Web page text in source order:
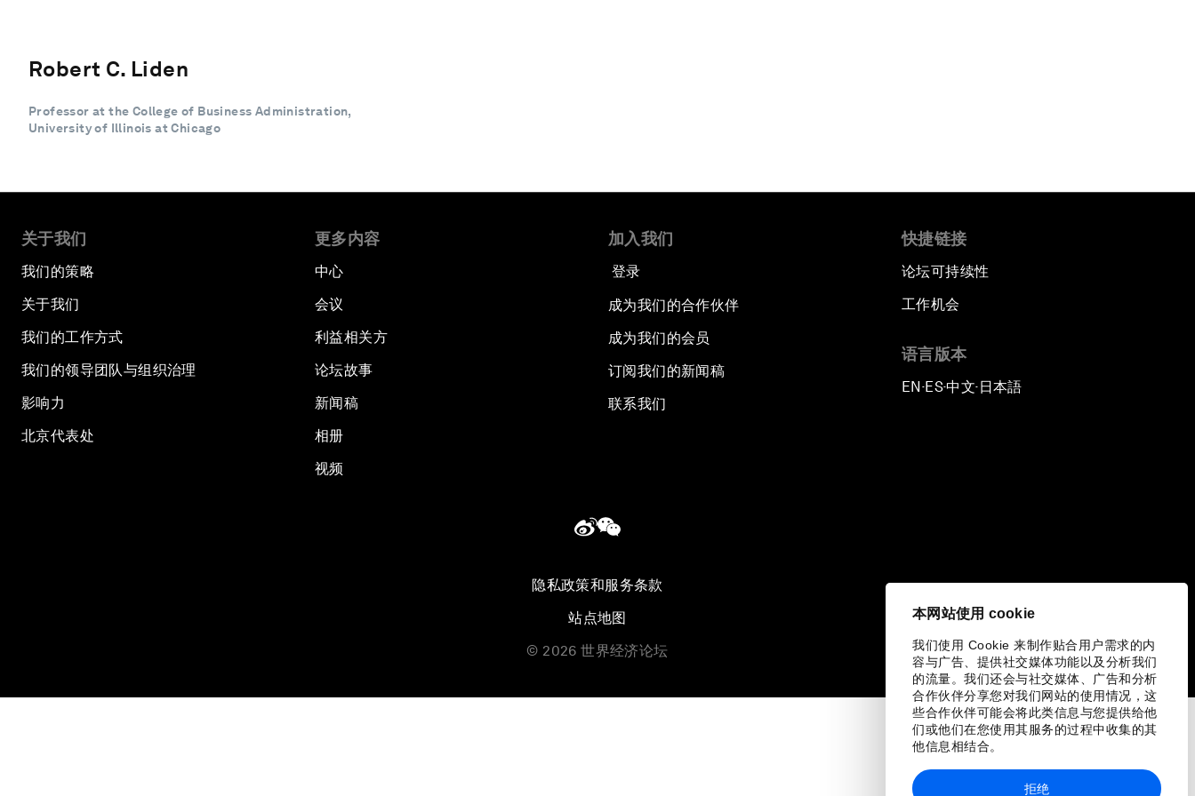
本网站使用 cookie
我们使用 Cookie 来制作贴合用户需求的内
容与广告、提供社交媒体功能以及分析我们
的流量。我们还会与社交媒体、广告和分析
合作伙伴分享您对我们网站的使用情况，这
些合作伙伴可能会将此类信息与您提供给他
们或他们在您使用其服务的过程中收集的其
他信息相结合。
拒绝
Robert C. Liden
Professor at the College of Business Administration,
University of Illinois at Chicago
关于我们
我们的策略
关于我们
我们的工作方式
我们的领导团队与组织治理
影响力
北京代表处
更多内容
中心
会议
利益相关方
论坛故事
新闻稿
相册
视频
加入我们
登录
成为我们的合作伙伴
成为我们的会员
订阅我们的新闻稿
联系我们
快捷链接
论坛可持续性
工作机会
语言版本
EN ▪ES▪中文▪ 日本語
隐私政策和服务条款
站点地图
© 2026 世界经济论坛